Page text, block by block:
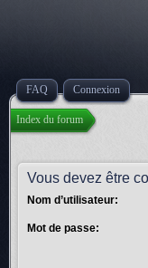
FAQ Connexion
Index du forum
Vous devez être
Nom d’utilisateur:
Mot de passe: